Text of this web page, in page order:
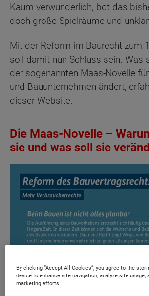
Kaum verwunderlich, bot das
doch große Spielräume und
Mit der Reform im Baurecht zum
soll damit nun Schluss sein. Was
der sogenannten Maas-Novelle
und Bauunternehmen ändert,
dieser Website.
Die Maas-Novelle –
sie und was soll sie
By clicking “Accept All Cookies”, you agree to the
device to enhance site navigation, analyze site usage,
marketing efforts.